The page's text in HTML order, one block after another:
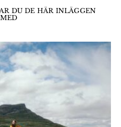
DU DE HÄR INLÄGGEN
MED